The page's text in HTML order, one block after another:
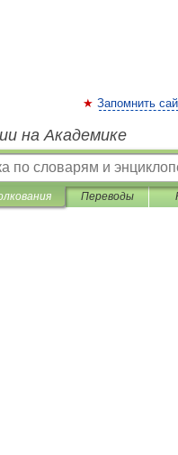
Запомнить
на Академике
Переводы